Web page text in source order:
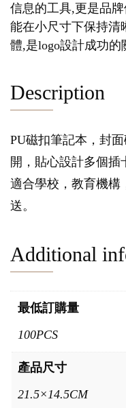
信息的工具,更是品
能在小尺寸下保持清
體,是logo設計成功的
Description
PU磁扣筆記本，封
開，貼心設計多個插
適合學校，教育機構
送。
Additional
最低訂購量
100PCS
產品尺寸
21.5×14.5CM